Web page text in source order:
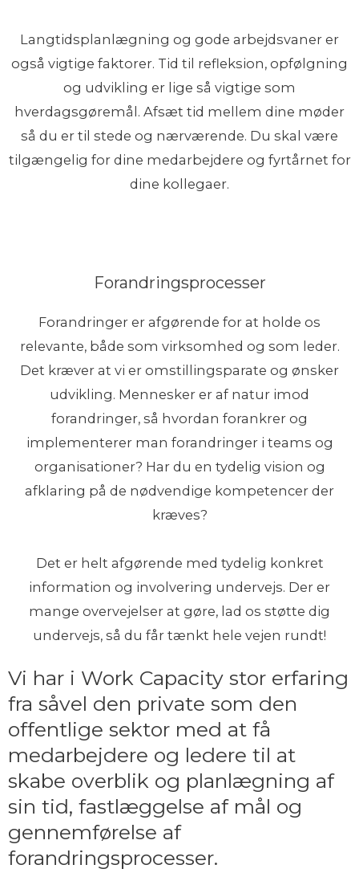
Langtidsplanlægning og gode arbejdsvaner er
også vigtige faktorer. Tid til refleksion, opfølgning
og udvikling er lige så vigtige som
hverdagsgøremål. Afsæt tid mellem dine møder
så du er til stede og nærværende. Du skal være
tilgængelig for dine medarbejdere og fyrtårnet for
dine kollegaer.
Forandringsprocesser
Forandringer er afgørende for at holde os
relevante, både som virksomhed og som leder.
Det kræver at vi er omstillingsparate og ønsker
udvikling. Mennesker er af natur imod
forandringer, så hvordan forankrer og
implementerer man forandringer i teams og
organisationer? Har du en tydelig vision og
afklaring på de nødvendige kompetencer der
kræves?
Det er helt afgørende med tydelig konkret
information og involvering undervejs. Der er
mange overvejelser at gøre, lad os støtte dig
undervejs, så du får tænkt hele vejen rundt!
Vi har i Work Capacity stor erfaring
fra såvel den private som den
offentlige sektor med at få
medarbejdere og ledere til at
skabe overblik og planlægning af
sin tid, fastlæggelse af mål og
gennemførelse af
forandringsprocesser.